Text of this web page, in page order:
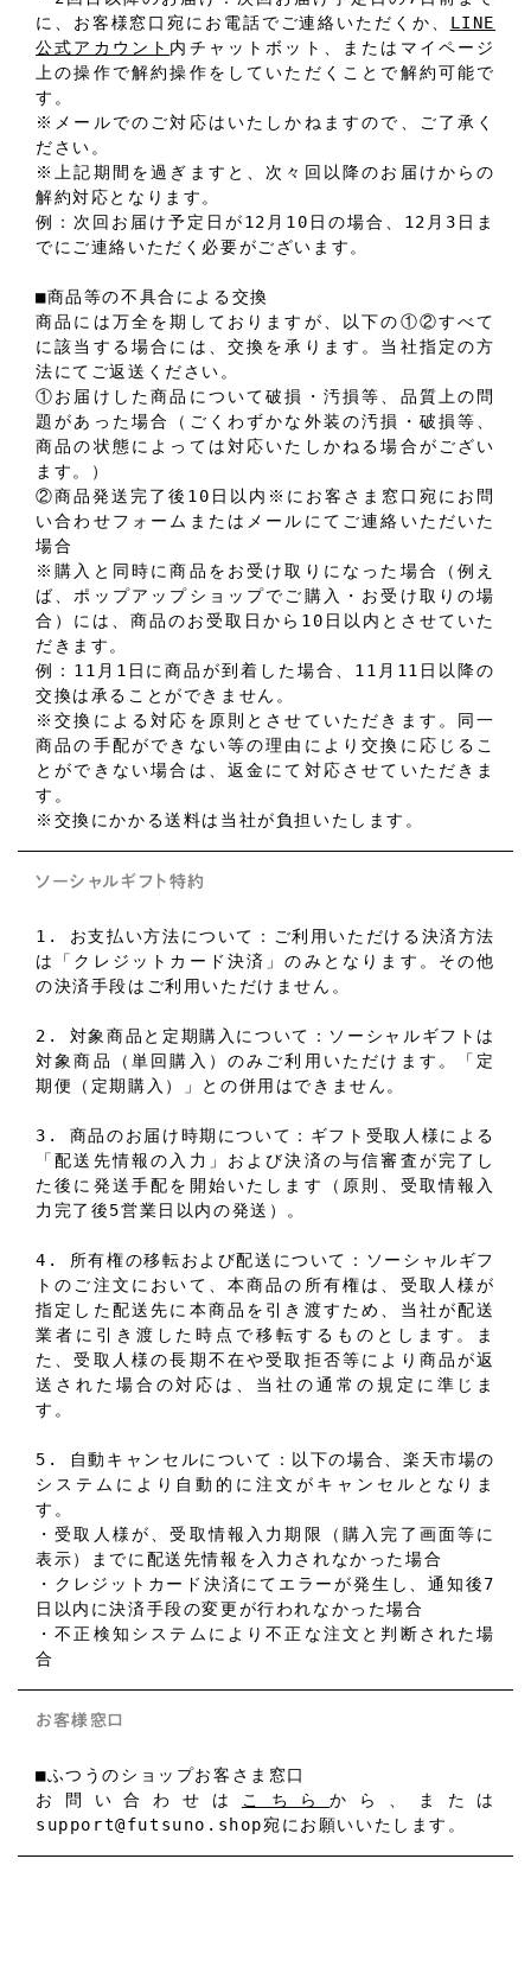
に、お客様窓口宛にお電話でご連絡いただくか、 LINE
公式アカウント 内チャットボット、またはマイページ
上の操作で解約操作をしていただくことで解約可能で
す。
※メールでのご対応はいたしかねますので、ご了承く
ださい。
※上記期間を過ぎますと、次々回以降のお届けからの
解約対応となります。
例：次回お届け予定日が12月10日の場合、12月3日ま
でにご連絡いただく必要がございます。
■商品等の不具合による交換
商品には万全を期しておりますが、以下の①②すべて
に該当する場合には、交換を承ります。当社指定の方
法にてご返送ください。
①お届けした商品について破損・汚損等、品質上の問
題があった場合（ごくわずかな外装の汚損・破損等、
商品の状態によっては対応いたしかねる場合がござい
ます。）
②商品発送完了後10日以内※にお客さま窓口宛にお問
い合わせフォームまたはメールにてご連絡いただいた
場合
※購入と同時に商品をお受け取りになった場合（例え
ば、ポップアップショップでご購入・お受け取りの場
合）には、商品のお受取日から10日以内とさせていた
だきます。
例：11月1日に商品が到着した場合、11月11日以降の
交換は承ることができません。
※交換による対応を原則とさせていただきます。同一
商品の手配ができない等の理由により交換に応じるこ
とができない場合は、返金にて対応させていただきま
す。
※交換にかかる送料は当社が負担いたします。
ソーシャルギフト特約
1. お支払い方法について：ご利用いただける決済方法
は「クレジットカード決済」のみとなります。その他
の決済手段はご利用いただけません。
2. 対象商品と定期購入について：ソーシャルギフトは
対象商品（単回購入）のみご利用いただけます。「定
期便（定期購入）」との併用はできません。
3. 商品のお届け時期について：ギフト受取人様による
「配送先情報の入力」および決済の与信審査が完了し
た後に発送手配を開始いたします（原則、受取情報入
力完了後5営業日以内の発送）。
4. 所有権の移転および配送について：ソーシャルギフ
トのご注文において、本商品の所有権は、受取人様が
指定した配送先に本商品を引き渡すため、当社が配送
業者に引き渡した時点で移転するものとします。ま
た、受取人様の長期不在や受取拒否等により商品が返
送された場合の対応は、当社の通常の規定に準じま
す。
5. 自動キャンセルについて：以下の場合、楽天市場の
システムにより自動的に注文がキャンセルとなりま
す。
・受取人様が、受取情報入力期限（購入完了画面等に
表示）までに配送先情報を入力されなかった場合
・クレジットカード決済にてエラーが発生し、通知後7
日以内に決済手段の変更が行われなかった場合
・不正検知システムにより不正な注文と判断された場
合
お客様窓口
■ふつうのショップお客さま窓口
お問い合わせは
こちらから、または
support@futsuno.shop宛にお願いいたします。